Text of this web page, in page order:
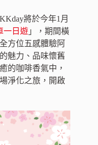
將於今年1月
一日遊 」，期間橫
方位五感體驗阿
魅力、品味懷舊
的咖啡香氣中，
淨化之旅，開啟